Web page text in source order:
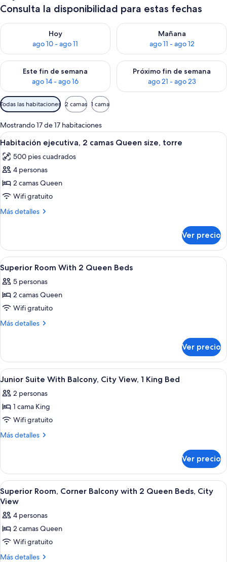
Consulta la disponibilidad para estas fechas
Hoy
ago 10 - ago 11
Consulta la disponibilidad para hoy ago 10 - ago 11
Mañana
ago 11 - ago 12
Consulta la disponibilidad
Este fin de semana
ago 14 - ago 16
Consulta la disponibilidad para este fin de semana ago 14 -
Próximo fin de semana
ago 21 - ago 23
Consulta la disponibilidad
Filtros
disponibles
para
las
habitaciones
Todas las habitaciones 2 camas 1 cama
Mostrando 17 de 17 habitaciones
Abrir
todas
las
fotos
de
Habitación
ejecutiva,
Queen
size,
torre
Habitación de hotel con dos camas,
4
Habitación ejecutiva, 2 camas Queen size, torre
500 pies cuadrados
4 personas
2 camas Queen
Wifi gratuito
Más detalles
Más
ejecutiva,
camas
Queen
size,
torre
Ver precio
Abrir
todas
las
fotos
de
Superior
2
Queen
Beds
Habitación de hotel con dos camas,
5
Superior Room With 2 Queen Beds
5 personas
2 camas Queen
Wifi gratuito
Más detalles
Más
Room
With
2
Beds
Ver precio
Abrir
todas
las
fotos
de
Junior
Balcony,
City
View,
1
King
Bed
Una cama bien tendida con
4
Junior Suite With Balcony, City View, 1 King Bed
2 personas
1 cama King
Wifi gratuito
Más detalles
Más
Suite
With
Balcony,
City
King
Ver precio
Abrir
todas
las
fotos
de
Superior
Room,
Habitación de hotel con dos camas,
4
Superior Room, Corner Balcony with 2 Queen Beds, City
View
4 personas
2 camas Queen
Wifi gratuito
Más detalles
Más